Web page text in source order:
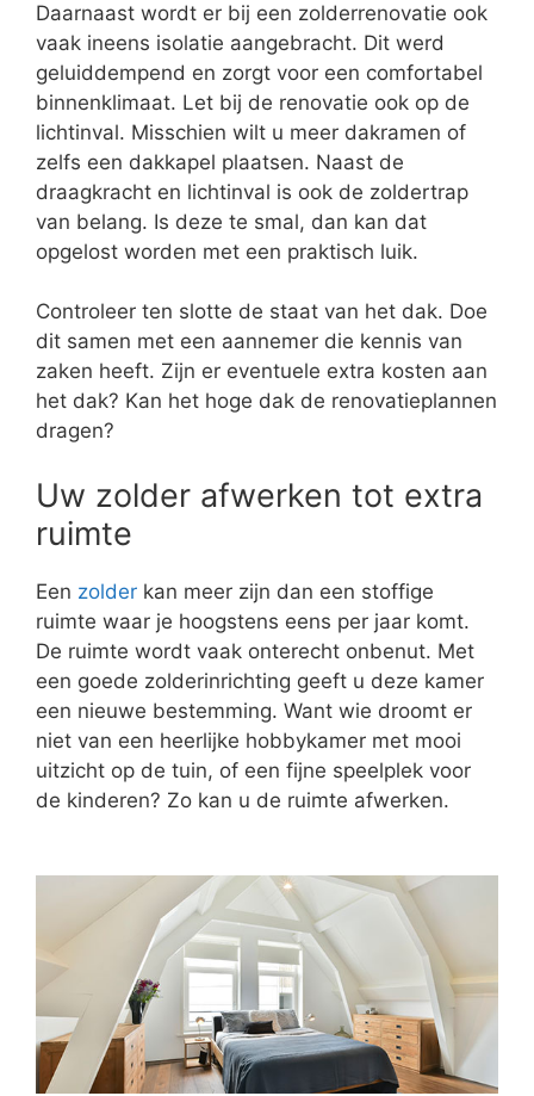
Daarnaast wordt er bij een zolderrenovatie ook
vaak ineens isolatie aangebracht. Dit werd
geluiddempend en zorgt voor een comfortabel
binnenklimaat. Let bij de renovatie ook op de
lichtinval. Misschien wilt u meer dakramen of
zelfs een dakkapel plaatsen. Naast de
draagkracht en lichtinval is ook de zoldertrap
van belang. Is deze te smal, dan kan dat
opgelost worden met een praktisch luik.
Controleer ten slotte de staat van het dak. Doe
dit samen met een aannemer die kennis van
zaken heeft. Zijn er eventuele extra kosten aan
het dak? Kan het hoge dak de renovatieplannen
dragen?
Uw zolder afwerken tot extra
ruimte
Een zolder kan meer zijn dan een stoffige
ruimte waar je hoogstens eens per jaar komt.
De ruimte wordt vaak onterecht onbenut. Met
een goede zolderinrichting geeft u deze kamer
een nieuwe bestemming. Want wie droomt er
niet van een heerlijke hobbykamer met mooi
uitzicht op de tuin, of een fijne speelplek voor
de kinderen? Zo kan u de ruimte afwerken.